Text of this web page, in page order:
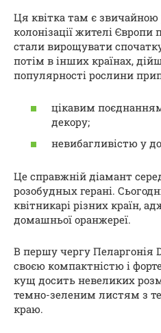
Ця квітка там є звичайною
колонізації жителі Європи
стали вирощувати спочатку
потім в інших країнах,
популярності рослини
цікавим
декору;
невибагливістю у
Це справжній діамант
розобудных герані.
квітникарі різних країн,
домашньої оранжереї.
В першу чергу Пеларгонія
своєю компактністю і
кущ досить невеликих
темно-зеленим листям з
краю.